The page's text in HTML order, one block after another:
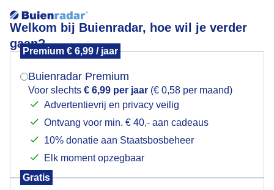
Welkom bij Buienradar, hoe wil je verder
gaan?
Premium € 6,99 / jaar
Buienradar Premium
Voor slechts € 6,99 per jaar (€ 0,58 per maand)
Advertentievrij en privacy veilig
Ontvang voor min. € 40,- aan cadeaus
10% donatie aan Staatsbosbeheer
Elk moment opzegbaar
Gratis
Voor zonsopkomst
Mogen we je locatie gebruiken voor het
Indien je hier nog geen akkoord op hebt gegeven,
verschijnt er zo een pop-up uit je browser waarin
Is goed, toon de popup